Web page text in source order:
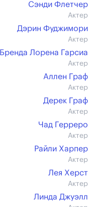
Сэнди Флетчер
Актер
Дэрин Фуджимори
Актер
Бренда Лорена Гарсиа
Актер
Аллен Граф
Актер
Дерек Граф
Актер
Чад Герреро
Актер
Райли Харпер
Актер
Лея Херст
Актер
Линда Джуэлл